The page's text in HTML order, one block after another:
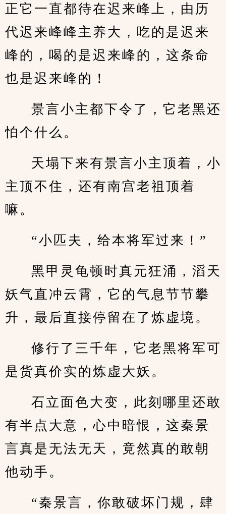
正它一直都待在迟来峰上，由历
代迟来峰峰主养大，吃的是迟来
峰的，喝的是迟来峰的，这条命
也是迟来峰的！
景言小主都下令了，它老黑还
怕个什么。
天塌下来有景言小主顶着，小
主顶不住，还有南宫老祖顶着
嘛。
“小匹夫，给本将军过来！”
黑甲灵龟顿时真元狂涌，滔天
妖气直冲云霄，它的气息节节攀
升，最后直接停留在了炼虚境。
修行了三千年，它老黑将军可
是货真价实的炼虚大妖。
石立面色大变，此刻哪里还敢
有半点大意，心中暗恨，这秦景
言真是无法无天，竟然真的敢朝
他动手。
“秦景言，你敢破坏门规，肆